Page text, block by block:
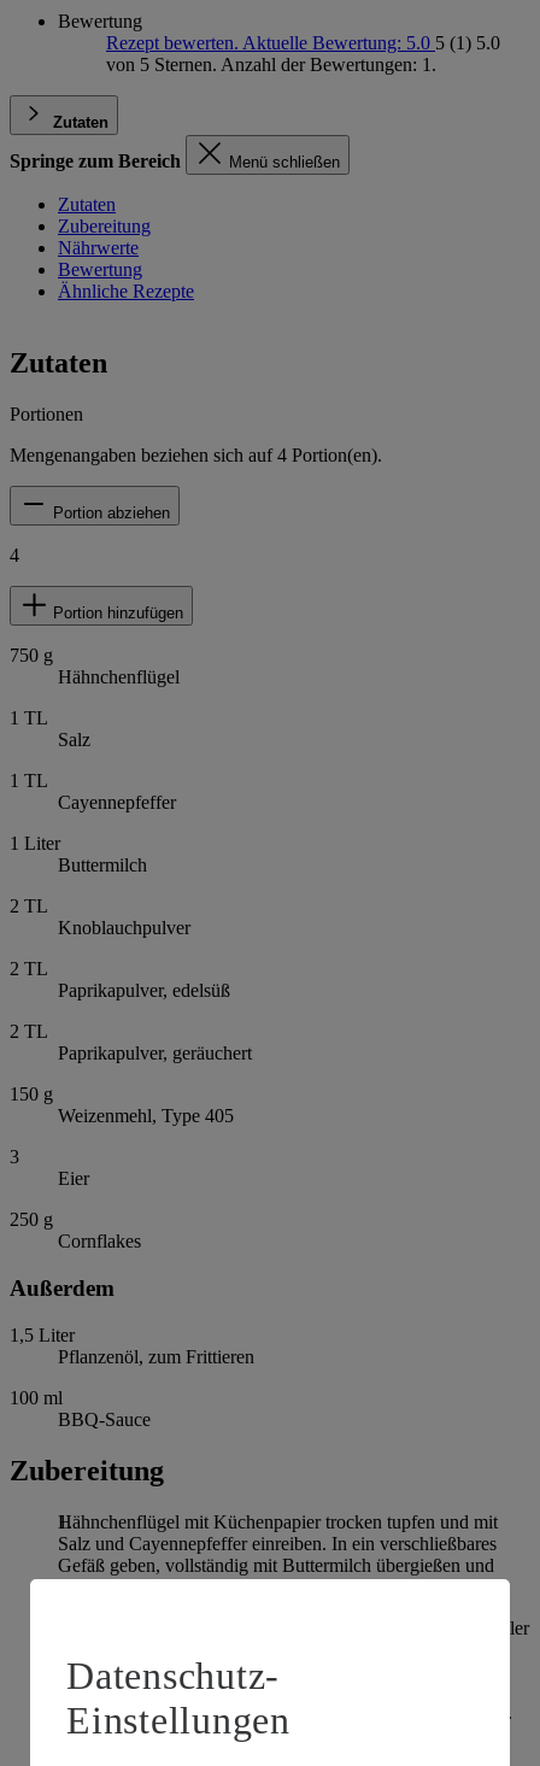
Bewertung
Rezept bewerten. Aktuelle Bewertung: 5.0 5 (1) 5.0
von 5 Sternen. Anzahl der Bewertungen: 1.
Zutaten
Springe zum Bereich Menü schließen
Zutaten
Zubereitung
Nährwerte
Bewertung
Ähnliche Rezepte
Zutaten
Portionen
Mengenangaben beziehen sich auf4 Portion(en).
Portion abziehen
4
Portion hinzufügen
750 g
Hähnchenflügel
1 TL
Salz
1 TL
Cayennepfeffer
1 Liter
Buttermilch
2 TL
Knoblauchpulver
2 TL
Paprikapulver, edelsüß
2 TL
Paprikapulver, geräuchert
150 g
Weizenmehl, Type 405
3
Eier
250 g
Cornflakes
Außerdem
1,5 Liter
Pflanzenöl, zum Frittieren
100 ml
BBQ-Sauce
Zubereitung
Hähnchenflügel mit Küchenpapier trocken tupfen und mit
Salz und Cayennepfeffer einreiben. In ein verschließbares
Gefäß geben, vollständig mit Buttermilch übergießen und
Mehl mit den Gewürzen vermischen und in einen tiefen Teller
Cornflakes zerstoßen und in einen tiefen Teller geben.
Pflanzenöl in einem hohen Topf auf 170-180 Grad erhitzen.
Hähnchenflügel aus der Buttermilchmarinade entnehmen,
Datenschutz-
Einstellungen